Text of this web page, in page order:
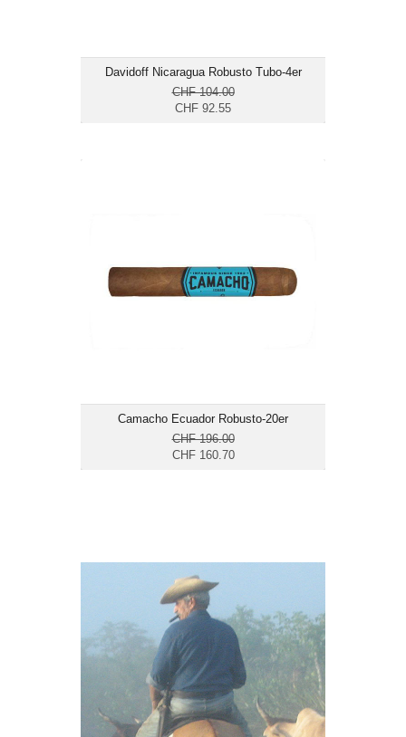
Davidoff Nicaragua Robusto Tubo-4er
CHF 104.00
CHF 92.55
Camacho Ecuador Robusto-20er
CHF 196.00
CHF 160.70
Länge: 12.7
mittelkräftig